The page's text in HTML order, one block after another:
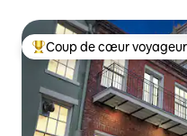
Coups de cœur voyageurs
Coup de cœur